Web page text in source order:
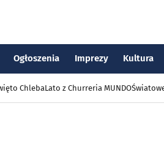
Ogłoszenia Imprezy Kultura
ChlebaLato z Churreria MUNDO